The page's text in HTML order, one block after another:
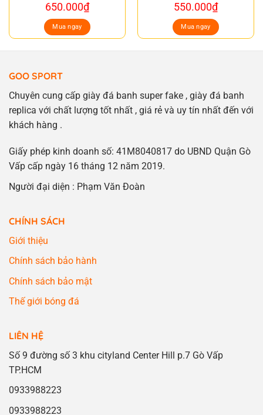
650.000₫
Mua ngay
550.000₫
Mua ngay
GOO SPORT
Chuyên cung cấp giày đá banh super fake , giày đá banh
replica với chất lượng tốt nhất , giá rẻ và uy tín nhất đến với
khách hàng .
Giấy phép kinh doanh số: 41M8040817 do UBND Quận Gò
Vấp cấp ngày 16 tháng 12 năm 2019.
Người đại diện : Phạm Văn Đoàn
CHÍNH SÁCH
Giới thiệu
Chính sách bảo hành
Chính sách bảo mật
Thế giới bóng đá
LIÊN HỆ
Số 9 đường số 3 khu cityland Center Hill p.7 Gò Vấp
TP.HCM
0933988223
0933988223